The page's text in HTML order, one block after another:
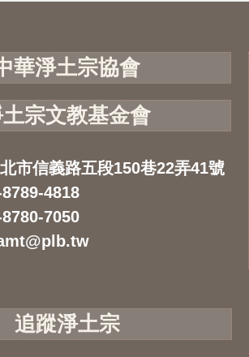
華淨土宗協會
宗文教基金會
市信義路五段150巷22弄41號
4818
7050
追蹤淨土宗